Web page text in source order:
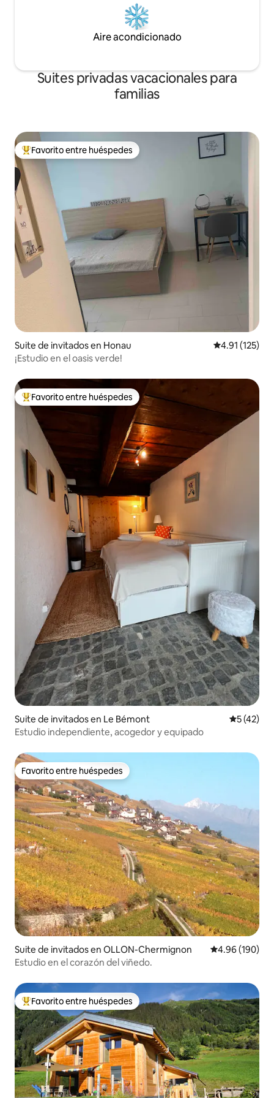
Aire acondicionado
Suites privadas vacacionales para
familias
Favorito entre huéspedes preferido
Favorito entre huéspedes
Suite de invitados en Honau Calificación
4.91 (125)
¡Estudio en el oasis verde!
Favorito entre huéspedes preferido
Favorito entre huéspedes
Suite de invitados en Le Bémont
5 (42)
Estudio independiente, acogedor y equipado
Favorito entre huéspedes
Favorito entre huéspedes
Suite de invitados en OLLON-Chermignon Calificación
4.96 (190)
Estudio en el corazón del viñedo.
Favorito entre huéspedes preferido
Favorito entre huéspedes